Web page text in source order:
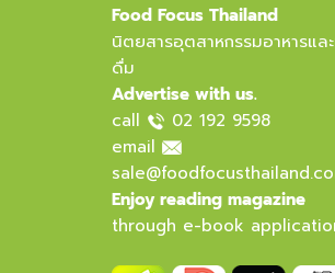
Food Focus Thailand
นิตยสารอุตสาหกรรมอาหารแล
ดื่ม
Advertise with us.
call
02 192 9598
email
Enjoy reading magazine
through e-book